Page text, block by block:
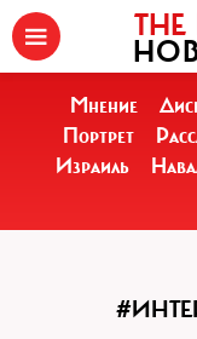
Мнение
Портрет
Израиль